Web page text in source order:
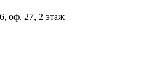
оф. 27, 2 этаж